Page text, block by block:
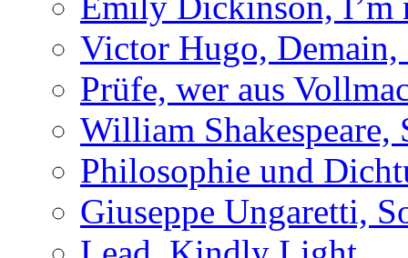
Victor Hugo, Demain,
Prüfe, wer aus
William Shakespeare,
Philosophie und
Giuseppe Ungaretti,